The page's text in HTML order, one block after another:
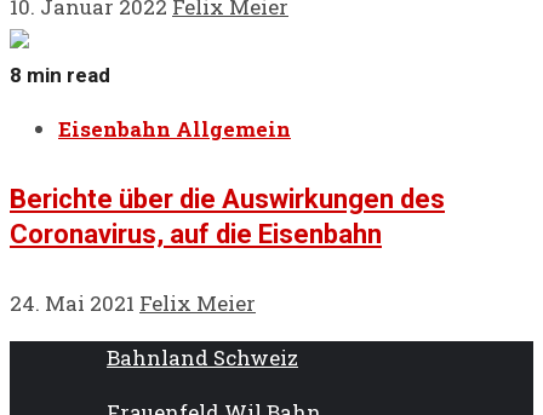
10. Januar 2022 Felix Meier
8 min read
Eisenbahn Allgemein
Berichte über die Auswirkungen des
Coronavirus, auf die Eisenbahn
24. Mai 2021 Felix Meier
Bahnland Schweiz